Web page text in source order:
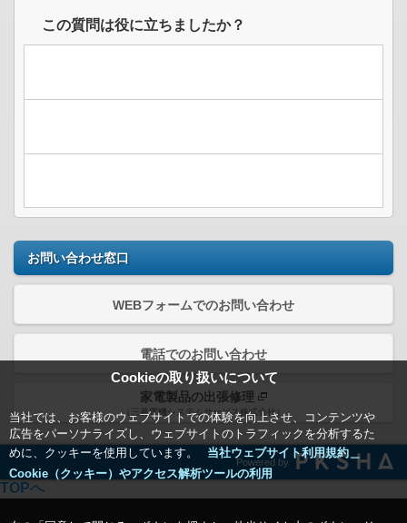
Cookieの取り扱いについて
当社では、お客様のウェブサイトでの体験を向上させ、コンテンツや
広告をパーソナライズし、ウェブサイトのトラフィックを分析するた
めに、クッキーを使用しています。
当社ウェブサイト利用規約＿
Cookie（クッキー）やアクセス解析ツールの利用
この質問は役に立ちましたか？
お問い合わせ窓口
WEBフォームでのお問い合わせ
電話でのお問い合わせ
家電製品の出張修理
（三菱電機システムサービス株式会社）
Powered by
TOPへ